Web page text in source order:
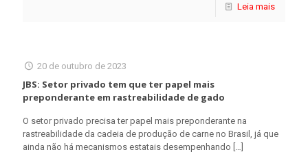
Leia mais
20 de outubro de 2023
JBS: Setor privado tem que ter papel mais
preponderante em rastreabilidade de gado
O setor privado precisa ter papel mais preponderante na
rastreabilidade da cadeia de produção de carne no Brasil, já que
ainda não há mecanismos estatais desempenhando